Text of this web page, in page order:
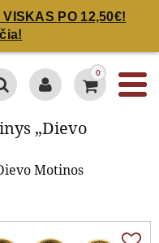
VISKAS PO 12,50€!
0
„Dievo
Motinos
rinkinys